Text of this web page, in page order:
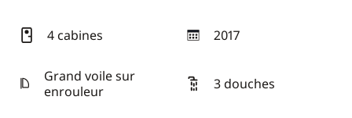
4 cabines 2017
année
Grand voile sur
enrouleur
3 douches